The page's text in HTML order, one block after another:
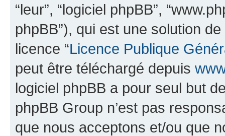
“leur”, “logiciel phpBB”,
phpBB”), qui est une solution
licence “Licence Publique
peut être téléchargé depuis
logiciel phpBB a pour seul but
phpBB Group n’est pas
que nous acceptons et/ou que